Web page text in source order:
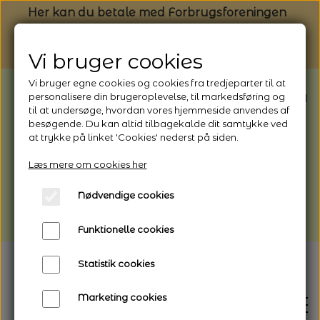
Her kan du betale med Forbrugsforeningen
BEMÆRK: Butikken har ferielukket* fra
1/8 - 9/8 - 2026
*Webshoppen er åben og sender hele
afhentning
Vi gør opmærksom på, at der kan være lidt
længere leveringstid
Vi bruger cookies
Vi bruger egne cookies og cookies fra tredjeparter til at
personalisere din brugeroplevelse, til markedsføring og
til at undersøge, hvordan vores hjemmeside anvendes af
besøgende. Du kan altid tilbagekalde dit samtykke ved
at trykke på linket 'Cookies' nederst på siden.
Læs mere om cookies her
Nødvendige cookies
Funktionelle cookies
Statistik cookies
Marketing cookies